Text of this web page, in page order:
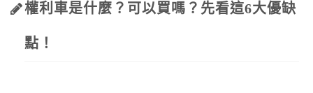
權利車是什麼？可以買嗎？先看這6大優缺
點！